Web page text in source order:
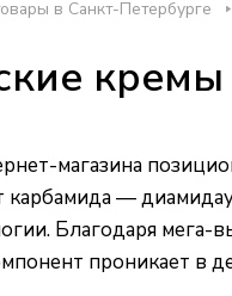
в Санкт-Петербурге
магазина
—
Благодаря
проникает в